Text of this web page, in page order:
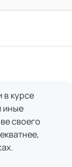
в курсе
иные
своего